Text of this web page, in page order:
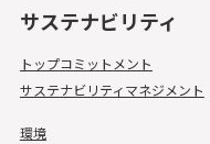
サステナビリティ
トップコミットメント
サステナビリティマネジメント
環境